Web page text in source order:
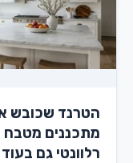
הטרנד שכובש
מתכננים מטבח
רלוונטי גם